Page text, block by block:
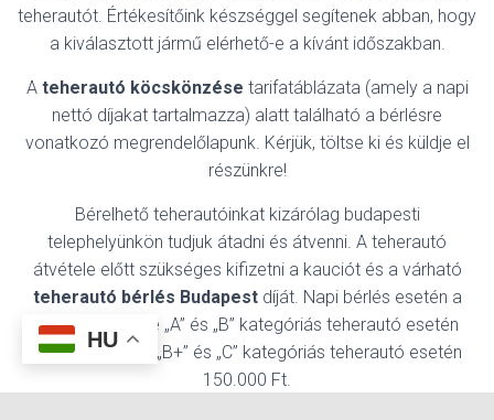
teherautót. Értékesítőink készséggel segítenek abban, hogy
a kiválasztott jármű elérhető-e a kívánt időszakban.
A teherautó köcskönzése tarifatáblázata (amely a napi
nettó díjakat tartalmazza) alatt található a bérlésre
vonatkozó megrendelőlapunk. Kérjük, töltse ki és küldje el
részünkre!
Bérelhető teherautóinkat kizárólag budapesti
telephelyünkön tudjuk átadni és átvenni. A teherautó
átvétele előtt szükséges kifizetni a kauciót és a várható
teherautó bérlés Budapestdíját. Napi bérlés esetén a
kaució összege „A” és „B” kategóriás teherautó esetén
100.000 Ft, míg „B+” és „C” kategóriás teherautó esetén
150.000 Ft.
HU